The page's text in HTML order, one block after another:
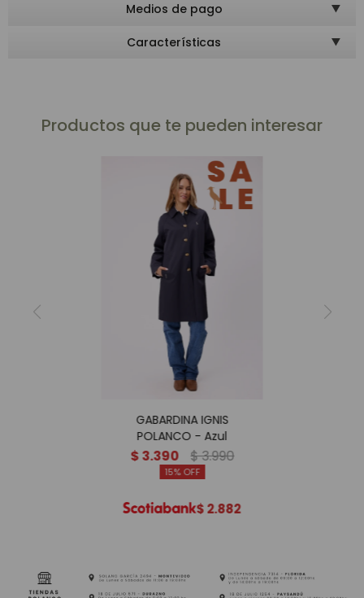
Medios de pago
Características
Productos que te pueden interesar
GABARDINA IGNIS
POLANCO - Azul
$3.390 $3.990
15
$2.882